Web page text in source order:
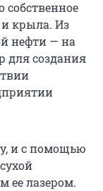
собственное
и крыла. Из
нефти — на
для создания
и с помощью
ее лазером.